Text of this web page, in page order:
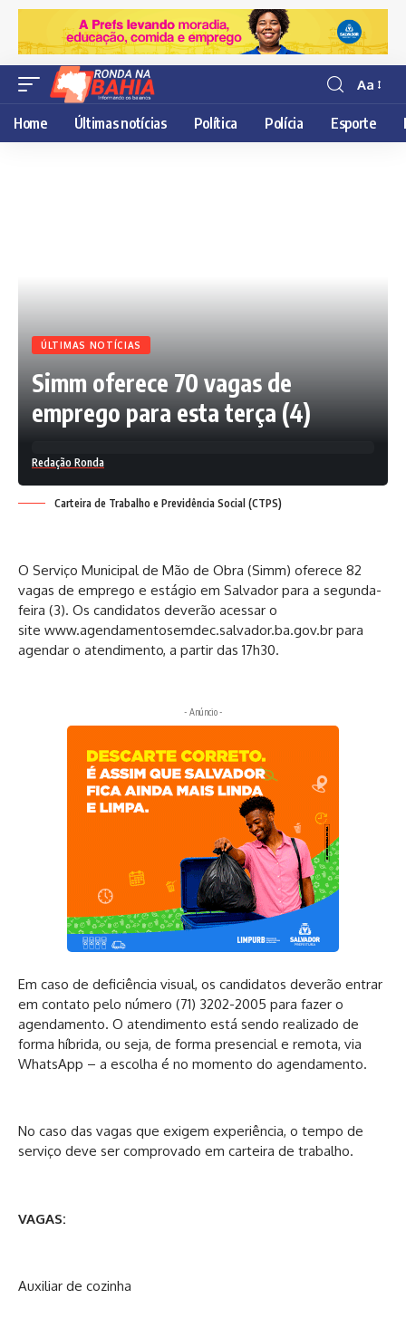
Resisor
de
fonte
Aa
Home Últimas notícias Política Polícia Esporte
ÚLTIMAS NOTÍCIAS
Simm oferece 70 vagas de
emprego para esta terça (4)
Redação Ronda
Carteira de Trabalho e Previdência Social (CTPS)
O Serviço Municipal de Mão de Obra (Simm) oferece 82
vagas de emprego e estágio em Salvador para a segunda-
feira (3). Os candidatos deverão acessar o
site www.agendamentosemdec.salvador.ba.gov.br para
agendar o atendimento, a partir das 17h30.
- Anúncio -
Em caso de deficiência visual, os candidatos deverão entrar
em contato pelo número (71) 3202-2005 para fazer o
agendamento. O atendimento está sendo realizado de
forma híbrida, ou seja, de forma presencial e remota, via
WhatsApp – a escolha é no momento do agendamento.
No caso das vagas que exigem experiência, o tempo de
serviço deve ser comprovado em carteira de trabalho.
VAGAS:
Auxiliar de cozinha